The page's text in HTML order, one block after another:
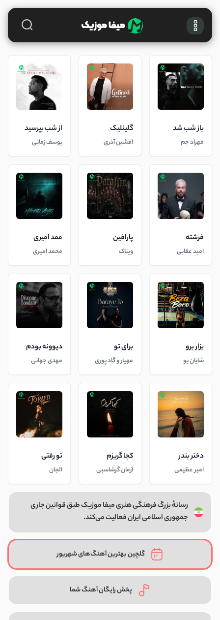
باز شب شد
مهراد جم
گلینلیک
افشین آذری
از شب بپرسید
یوسف زمانی
فرشته
امید عقابی
پارافین
ویناک
ممد امیری
محمد امیری
بزار برو
شایان یو
برای تو
مهیار و گاد پوری
دیوونه بودم
مهدی جهانی
دختر بندر
امیر عظیمی
کجا گریزم
آرمان گرشاسبی
تو رفتی
الجان
رسانهٔ بزرگ فرهنگی هنری میفا موزیک طبق قوانین جاری
جمهوری اسلامی ایران فعالیت می‌کند.
گلچین بهترین آهنگ‌های شهریور
پخش رایگان آهنگ شما